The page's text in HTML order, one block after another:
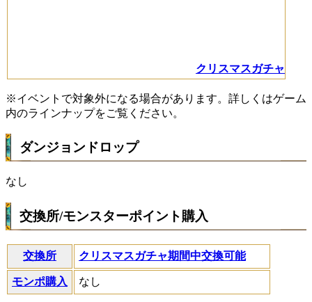
クリスマスガチャ
※イベントで対象外になる場合があります。詳しくはゲーム
内のラインナップをご覧ください。
ダンジョンドロップ
なし
交換所/モンスターポイント購入
交換所 クリスマスガチャ期間中交換可能
モンポ購入 なし